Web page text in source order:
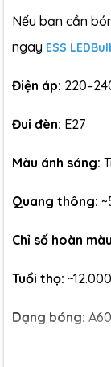
Nếu bạn cần
ngay ESS
Điện áp:
Đui đèn: E27
Màu ánh sáng:
Quang thông:
Chỉ số hoàn
Tuổi thọ:
Dạng bóng: A60